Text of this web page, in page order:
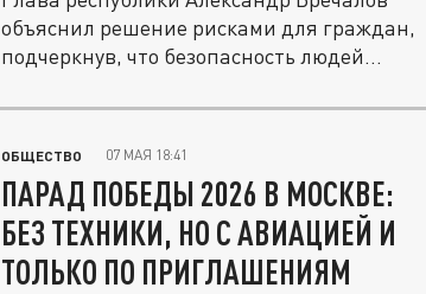
объяснил решение рисками для граждан,
подчеркнув, что безопасность людей...
ОБЩЕСТВО 07 МАЯ 18:41
ПАРАД ПОБЕДЫ 2026 В МОСКВЕ:
БЕЗ ТЕХНИКИ, НО С АВИАЦИЕЙ И
ТОЛЬКО ПО ПРИГЛАШЕНИЯМ